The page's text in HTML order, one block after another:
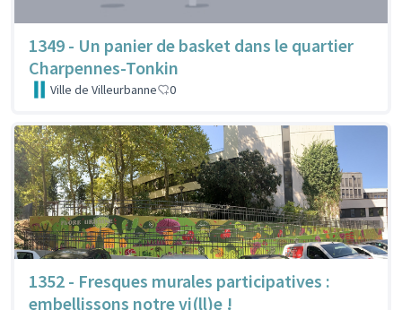
1349 - Un panier de basket dans le quartier
Charpennes-Tonkin
Ville de Villeurbanne 0
1352 - Fresques murales participatives :
embellissons notre vi(ll)e !